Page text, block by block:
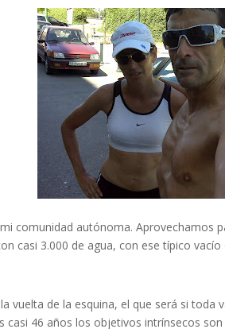
comunidad autónoma. Aprovechamos
casi 3.000 de agua, con ese típico
vuelta de la esquina, el que será si
casi 46 años los objetivos intrínsecos